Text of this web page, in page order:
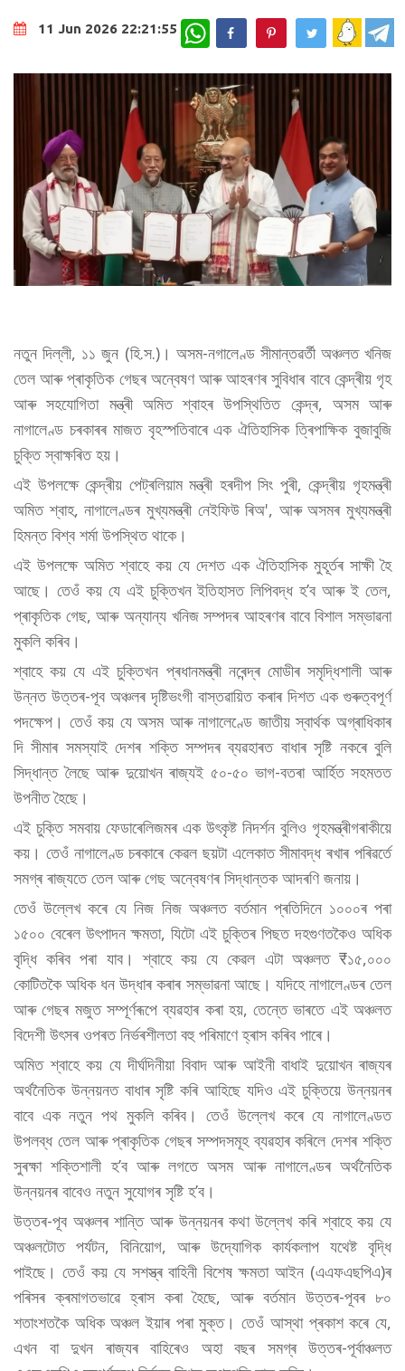
11 Jun 2026 22:21:55 WhatsApp
নতুন দিল্লী, ১১ জুন (হি.স.)। অসম-নগালেণ্ড সীমান্তৱৰ্তী অঞ্চলত খনিজ
তেল আৰু প্ৰাকৃতিক গেছৰ অন্বেষণ আৰু আহৰণৰ সুবিধাৰ বাবে কেন্দ্ৰীয় গৃহ
আৰু সহযোগিতা মন্ত্ৰী অমিত শ্বাহৰ উপস্থিতিত কেন্দ্ৰ, অসম আৰু
নাগালেণ্ড চৰকাৰৰ মাজত বৃহস্পতিবাৰে এক ঐতিহাসিক ত্ৰিপাক্ষিক বুজাবুজি
চুক্তি স্বাক্ষৰিত হয়।
এই উপলক্ষে কেন্দ্ৰীয় পেট্ৰলিয়াম মন্ত্ৰী হৰদীপ সিং পুৰী, কেন্দ্ৰীয় গৃহমন্ত্ৰী
অমিত শ্বাহ, নাগালেণ্ডৰ মুখ্যমন্ত্ৰী নেইফিউ ৰিঅ', আৰু অসমৰ মুখ্যমন্ত্ৰী
হিমন্ত বিশ্ব শৰ্মা উপস্থিত থাকে।
এই উপলক্ষে অমিত শ্বাহে কয় যে দেশত এক ঐতিহাসিক মুহূৰ্তৰ সাক্ষী হৈ
আছে। তেওঁ কয় যে এই চুক্তিখন ইতিহাসত লিপিবদ্ধ হ’ব আৰু ই তেল,
প্ৰাকৃতিক গেছ, আৰু অন্যান্য খনিজ সম্পদৰ আহৰণৰ বাবে বিশাল সম্ভাৱনা
মুকলি কৰিব।
শ্বাহে কয় যে এই চুক্তিখন প্ৰধানমন্ত্ৰী নৰেন্দ্ৰ মোডীৰ সমৃদ্ধিশালী আৰু
উন্নত উত্তৰ-পূব অঞ্চলৰ দৃষ্টিভংগী বাস্তৱায়িত কৰাৰ দিশত এক গুৰুত্বপূৰ্ণ
পদক্ষেপ। তেওঁ কয় যে অসম আৰু নাগালেণ্ডে জাতীয় স্বাৰ্থক অগ্ৰাধিকাৰ
দি সীমাৰ সমস্যাই দেশৰ শক্তি সম্পদৰ ব্যৱহাৰত বাধাৰ সৃষ্টি নকৰে বুলি
সিদ্ধান্ত লৈছে আৰু দুয়োখন ৰাজ্যই ৫০-৫০ ভাগ-বতৰা আৰ্হিত সহমতত
উপনীত হৈছে।
এই চুক্তি সমবায় ফেডাৰেলিজমৰ এক উৎকৃষ্ট নিদৰ্শন বুলিও গৃহমন্ত্ৰীগৰাকীয়ে
কয়। তেওঁ নাগালেণ্ড চৰকাৰে কেৱল ছয়টা এলেকাত সীমাবদ্ধ ৰখাৰ পৰিৱৰ্তে
সমগ্ৰ ৰাজ্যতে তেল আৰু গেছ অন্বেষণৰ সিদ্ধান্তক আদৰণি জনায়।
তেওঁ উল্লেখ কৰে যে নিজ নিজ অঞ্চলত বৰ্তমান প্ৰতিদিনে ১০০০ৰ পৰা
১৫০০ বেৰেল উৎপাদন ক্ষমতা, যিটো এই চুক্তিৰ পিছত দহগুণতকৈও অধিক
বৃদ্ধি কৰিব পৰা যাব। শ্বাহে কয় যে কেৱল এটা অঞ্চলত ₹১৫,০০০
কোটিতকৈ অধিক ধন উদ্ধাৰ কৰাৰ সম্ভাৱনা আছে। যদিহে নাগালেণ্ডৰ তেল
আৰু গেছৰ মজুত সম্পূৰ্ণৰূপে ব্যৱহাৰ কৰা হয়, তেন্তে ভাৰতে এই অঞ্চলত
বিদেশী উৎসৰ ওপৰত নিৰ্ভৰশীলতা বহু পৰিমাণে হ্ৰাস কৰিব পাৰে।
অমিত শ্বাহে কয় যে দীৰ্ঘদিনীয়া বিবাদ আৰু আইনী বাধাই দুয়োখন ৰাজ্যৰ
অৰ্থনৈতিক উন্নয়নত বাধাৰ সৃষ্টি কৰি আহিছে যদিও এই চুক্তিয়ে উন্নয়নৰ
বাবে এক নতুন পথ মুকলি কৰিব। তেওঁ উল্লেখ কৰে যে নাগালেণ্ডত
উপলব্ধ তেল আৰু প্ৰাকৃতিক গেছৰ সম্পদসমূহ ব্যৱহাৰ কৰিলে দেশৰ শক্তি
সুৰক্ষা শক্তিশালী হ’ব আৰু লগতে অসম আৰু নাগালেণ্ডৰ অৰ্থনৈতিক
উন্নয়নৰ বাবেও নতুন সুযোগৰ সৃষ্টি হ’ব।
উত্তৰ-পূব অঞ্চলৰ শান্তি আৰু উন্নয়নৰ কথা উল্লেখ কৰি শ্বাহে কয় যে
অঞ্চলটোত পৰ্যটন, বিনিয়োগ, আৰু উদ্যোগিক কাৰ্যকলাপ যথেষ্ট বৃদ্ধি
পাইছে। তেওঁ কয় যে সশস্ত্ৰ বাহিনী বিশেষ ক্ষমতা আইন (এএফএছপিএ)ৰ
পৰিসৰ ক্ৰমাগতভাৱে হ্ৰাস কৰা হৈছে, আৰু বৰ্তমান উত্তৰ-পূবৰ ৮০
শতাংশতকৈ অধিক অঞ্চল ইয়াৰ পৰা মুক্ত। তেওঁ আস্থা প্ৰকাশ কৰে যে,
এখন বা দুখন ৰাজ্যৰ বাহিৰেও অহা বছৰ সমগ্ৰ উত্তৰ-পূৰ্বাঞ্চলত